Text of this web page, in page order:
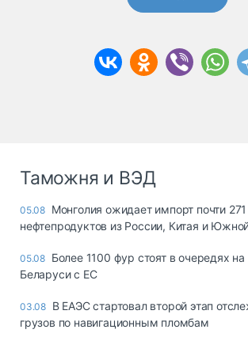
Таможня и ВЭД
05.08 Монголия ожидает импорт почти
нефтепродуктов из России, Китая и
05.08 Более 1100 фур стоят в очередях на
Беларуси с ЕС
03.08 В ЕАЭС стартовал второй этап
грузов по навигационным пломбам